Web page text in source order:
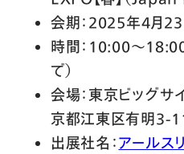
会期：2025年4月23
時間：10:00～
で）
会場：東京ビッグサ
京都江東区有明3-
出展社名：アールス